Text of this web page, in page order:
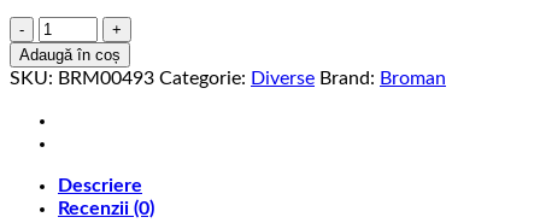
Cantitate
Balama
sudabila
metalice,
24
Adaugă în coș
SKU: BRM00493 Categorie: Diverse Brand: Broman
Descriere
Recenzii (0)